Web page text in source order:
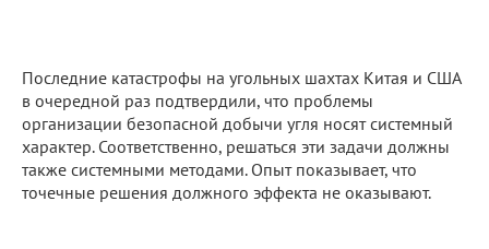
Последние катастрофы на угольных шахтах Китая и США
в очередной раз подтвердили, что проблемы
организации безопасной добычи угля носят системный
характер. Соответственно, решаться эти задачи должны
также системными методами. Опыт показывает, что
точечные решения должного эффекта не оказывают.